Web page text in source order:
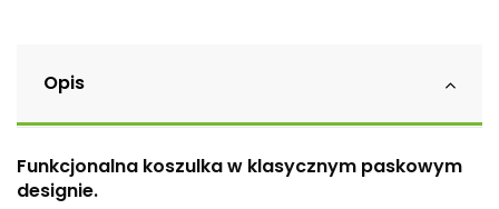
Opis
Funkcjonalna koszulka w klasycznym paskowym
designie.